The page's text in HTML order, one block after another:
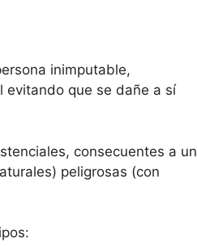
inimputable,
evitando que se dañe a sí
consecuentes a un
peligrosas (con